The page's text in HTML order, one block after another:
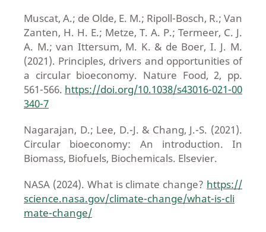
Muscat, A.; de Olde, E. M.; Ripoll-Bosch, R.; Van
Zanten, H. H. E.; Metze, T. A. P.; Termeer, C. J.
A. M.; van Ittersum, M. K. & de Boer, I. J. M.
(2021). Principles, drivers and opportunities of
a circular bioeconomy. Nature Food, 2, pp.
561-566. https://doi.org/10.1038/s43016-021-00
340-7
Nagarajan, D.; Lee, D.-J. & Chang, J.-S. (2021).
Circular bioeconomy: An introduction. In
Biomass, Biofuels, Biochemicals. Elsevier.
NASA (2024). What is climate change? https://
science.nasa.gov/climate-change/what-is-cli
mate-change/